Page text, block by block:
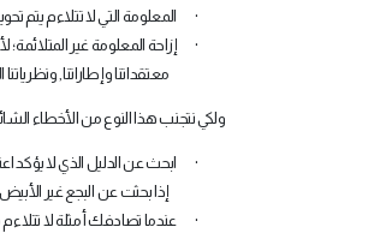
·
المعلومة التي لا تتلاءم يتم
·
إزاحة المعلومة غير
معتقداتنا وإطاراتنا,
ولكي نتجنب هذا النوع من الأخطاء
·
ابحث عن الدليل الذي لا يؤكد
إذا بحثت عن البجع غير
·
عندما تصادفك أمثلة لا